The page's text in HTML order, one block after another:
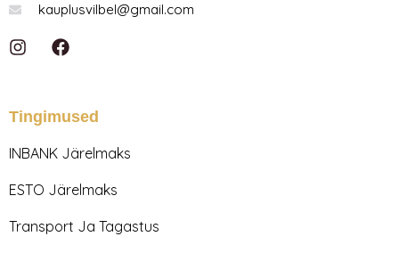
kauplusvilbel@gmail.com
I
a
r
m
F
a
b
o
Tingimused
INBANK Järelmaks
ESTO Järelmaks
Transport Ja Tagastus